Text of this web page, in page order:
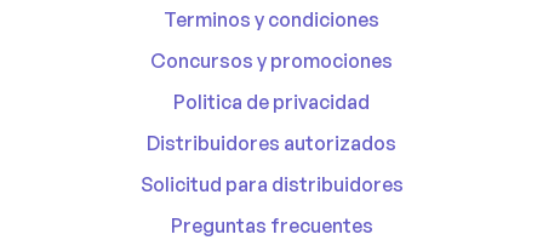
Terminos y condiciones
Concursos y promociones
Politica de privacidad
Distribuidores autorizados
Solicitud para distribuidores
Preguntas frecuentes